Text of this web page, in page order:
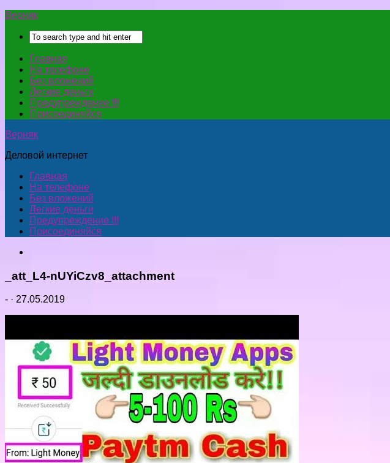
Верняк
Главная
На телефоне
Без вложений
Легкие деньги
Предупреждение !!!
Присоединяйся
Верняк
Деловой интернет
Главная
На телефоне
Без вложений
Легкие деньги
Предупреждение !!!
Присоединяйся
_att_L4-nUYiCzv8_attachment
- · 27.05.2019